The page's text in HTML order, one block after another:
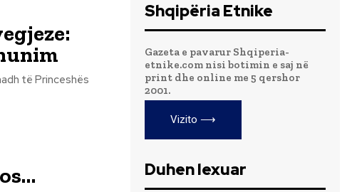
të Princeshës
Shqipëria Etnike
Gazeta e pavarur Shqiperia-
etnike.com nisi botimin e saj në
print dhe online me 5 qershor
2001.
Vizito ⟶
Duhen lexuar